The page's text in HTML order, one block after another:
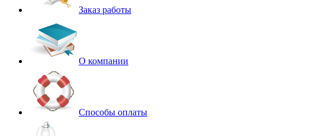
Заказ работы
О компании
Способы оплаты